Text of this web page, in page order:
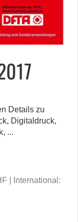
Details zu
Digitaldruck,
...
International: